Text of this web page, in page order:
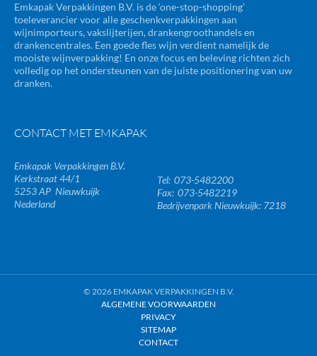
Emkapak Verpakkingen B.V. is de ‘one-stop-shopping’
toeleverancier voor alle geschenkverpakkingen aan
wijnimporteurs, vakslijterijen, drankengroothandels en
drankencentrales. Een goede fles wijn verdient namelijk de
mooiste wijnverpakking! En onze focus en beleving richten zich
volledig op het ondersteunen van de juiste positionering van uw
dranken.
CONTACT MET EMKAPAK
Emkapak Verpakkingen B.V.
Kerkstraat 44/1
5253 AP Nieuwkuijk
Nederland
073-5482200
073-5482219
Bedrijvenpark Nieuwkuijk: 7218
© 2026 EMKAPAK VERPAKKINGEN B.V.
ALGEMENE VOORWAARDEN
PRIVACY
SITEMAP
CONTACT